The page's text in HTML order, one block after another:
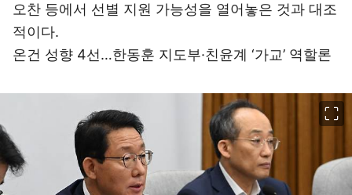
오찬 등에서 선별 지원 가능성을 열어놓은 것과 대조
적이다.
온건 성향 4선…한동훈 지도부·친윤계 ‘가교’ 역할론